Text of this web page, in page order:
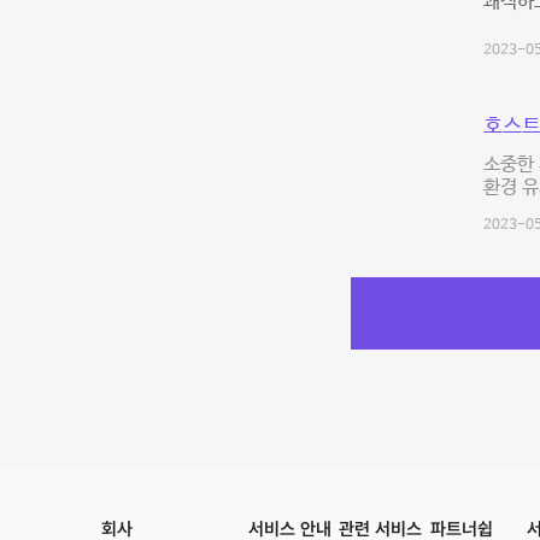
2023-
호스
소중한
환경
2023-
회사 서비스 안내 관련 서비스 파트너쉽